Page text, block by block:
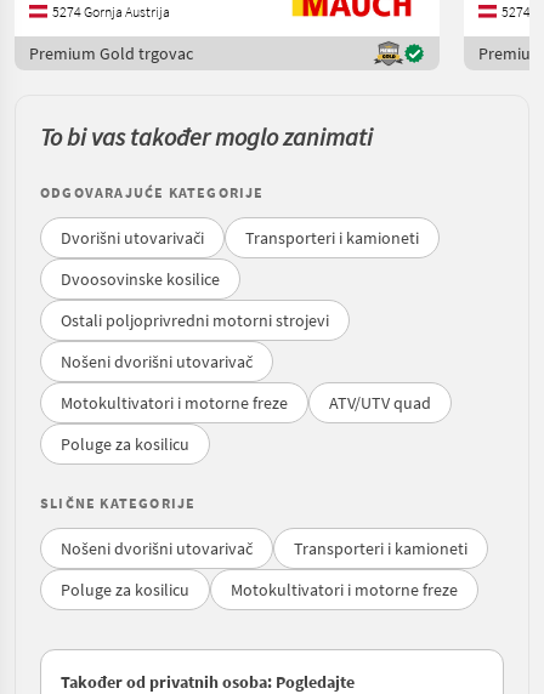
5274 Gornja Austrija
Premium Gold trgovac
5274
To bi vas također moglo zanimati
ODGOVARAJUĆE KATEGORIJE
Dvorišni utovarivači
Transporteri i kamioneti
Dvoosovinske kosilice
Ostali poljoprivredni motorni strojevi
Nošeni dvorišni utovarivač
Motokultivatori i motorne freze
ATV/UTV quad
Poluge za kosilicu
SLIČNE KATEGORIJE
Nošeni dvorišni utovarivač
Transporteri i kamioneti
Poluge za kosilicu
Motokultivatori i motorne freze
Također od privatnih osoba: Pogledajte